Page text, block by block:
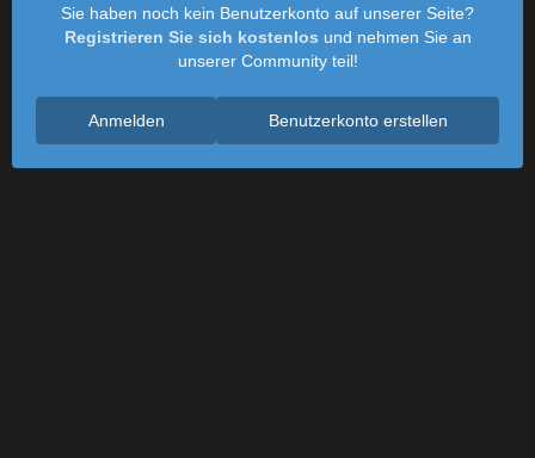
Sie haben noch kein Benutzerkonto auf unserer Seite?
Registrieren Sie sich kostenlos und nehmen Sie an
unserer Community teil!
Benutzerkonto erstellen
Anmelden